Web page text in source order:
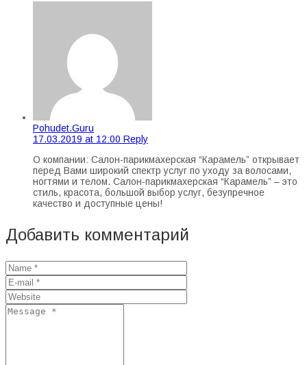
Pohudet.Guru
17.03.2019 at 12:00 Reply
О компании: Салон-парикмахерская “Карамель” открывает
перед Вами широкий спектр услуг по уходу за волосами,
ногтями и телом. Салон-парикмахерская “Карамель” – это
стиль, красота, большой выбор услуг, безупречное
качество и доступные цены!
Добавить комментарий